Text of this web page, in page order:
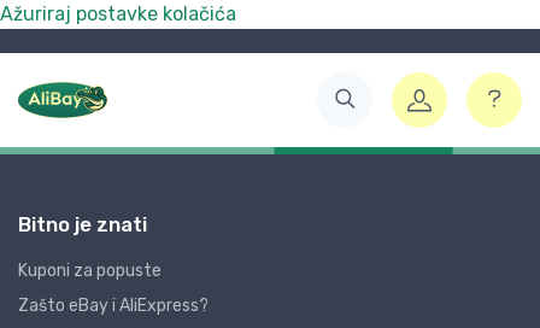
Ažuriraj postavke kolačića
Bitno je znati
Kuponi za popuste
Zašto eBay i AliExpress?